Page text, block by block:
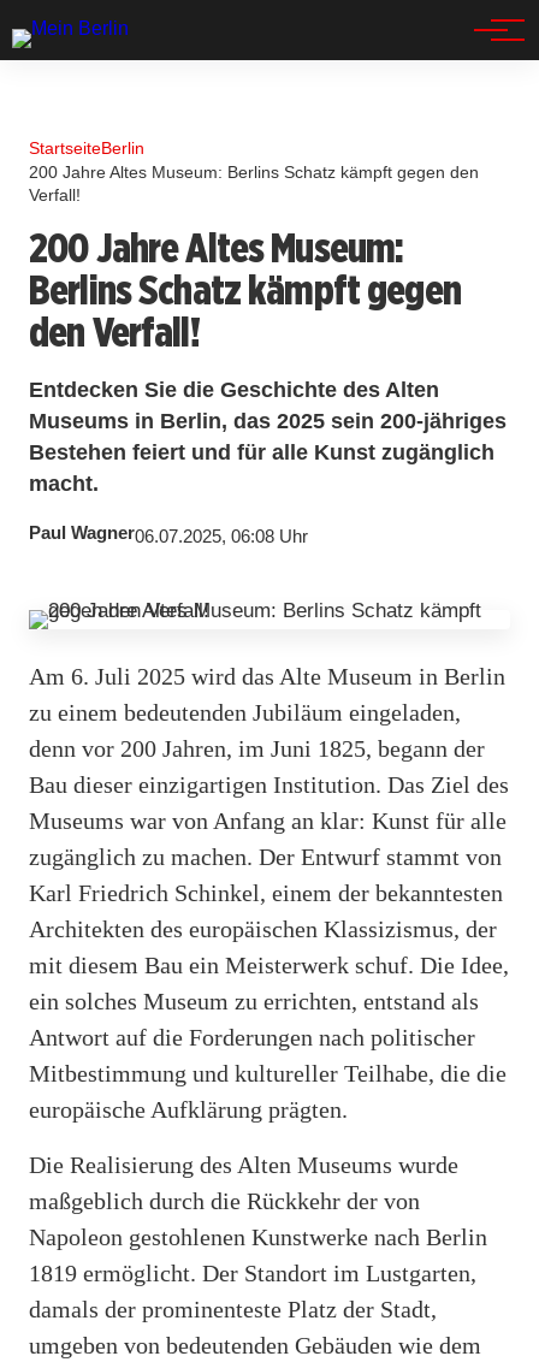
StartseiteBerlin
200 Jahre Altes Museum: Berlins Schatz kämpft gegen den
Verfall!
200 Jahre Altes Museum:
Berlins Schatz kämpft gegen
den Verfall!
Entdecken Sie die Geschichte des Alten
Museums in Berlin, das 2025 sein 200-jähriges
Bestehen feiert und für alle Kunst zugänglich
macht.
Paul Wagner06.07.2025, 06:08 Uhr
Am 6. Juli 2025 wird das Alte Museum in Berlin
zu einem bedeutenden Jubiläum eingeladen,
denn vor 200 Jahren, im Juni 1825, begann der
Bau dieser einzigartigen Institution. Das Ziel des
Museums war von Anfang an klar: Kunst für alle
zugänglich zu machen. Der Entwurf stammt von
Karl Friedrich Schinkel, einem der bekanntesten
Architekten des europäischen Klassizismus, der
mit diesem Bau ein Meisterwerk schuf. Die Idee,
ein solches Museum zu errichten, entstand als
Antwort auf die Forderungen nach politischer
Mitbestimmung und kultureller Teilhabe, die die
europäische Aufklärung prägten.
Die Realisierung des Alten Museums wurde
maßgeblich durch die Rückkehr der von
Napoleon gestohlenen Kunstwerke nach Berlin
1819 ermöglicht. Der Standort im Lustgarten,
damals der prominenteste Platz der Stadt,
umgeben von bedeutenden Gebäuden wie dem